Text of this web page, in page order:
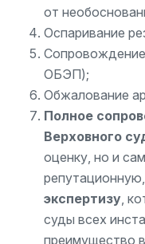
от
Оспаривание
ОБЭП);
Обжалование
Полное
Верховного
оценку, но и
экспертизу ,
суды всех
преимущество